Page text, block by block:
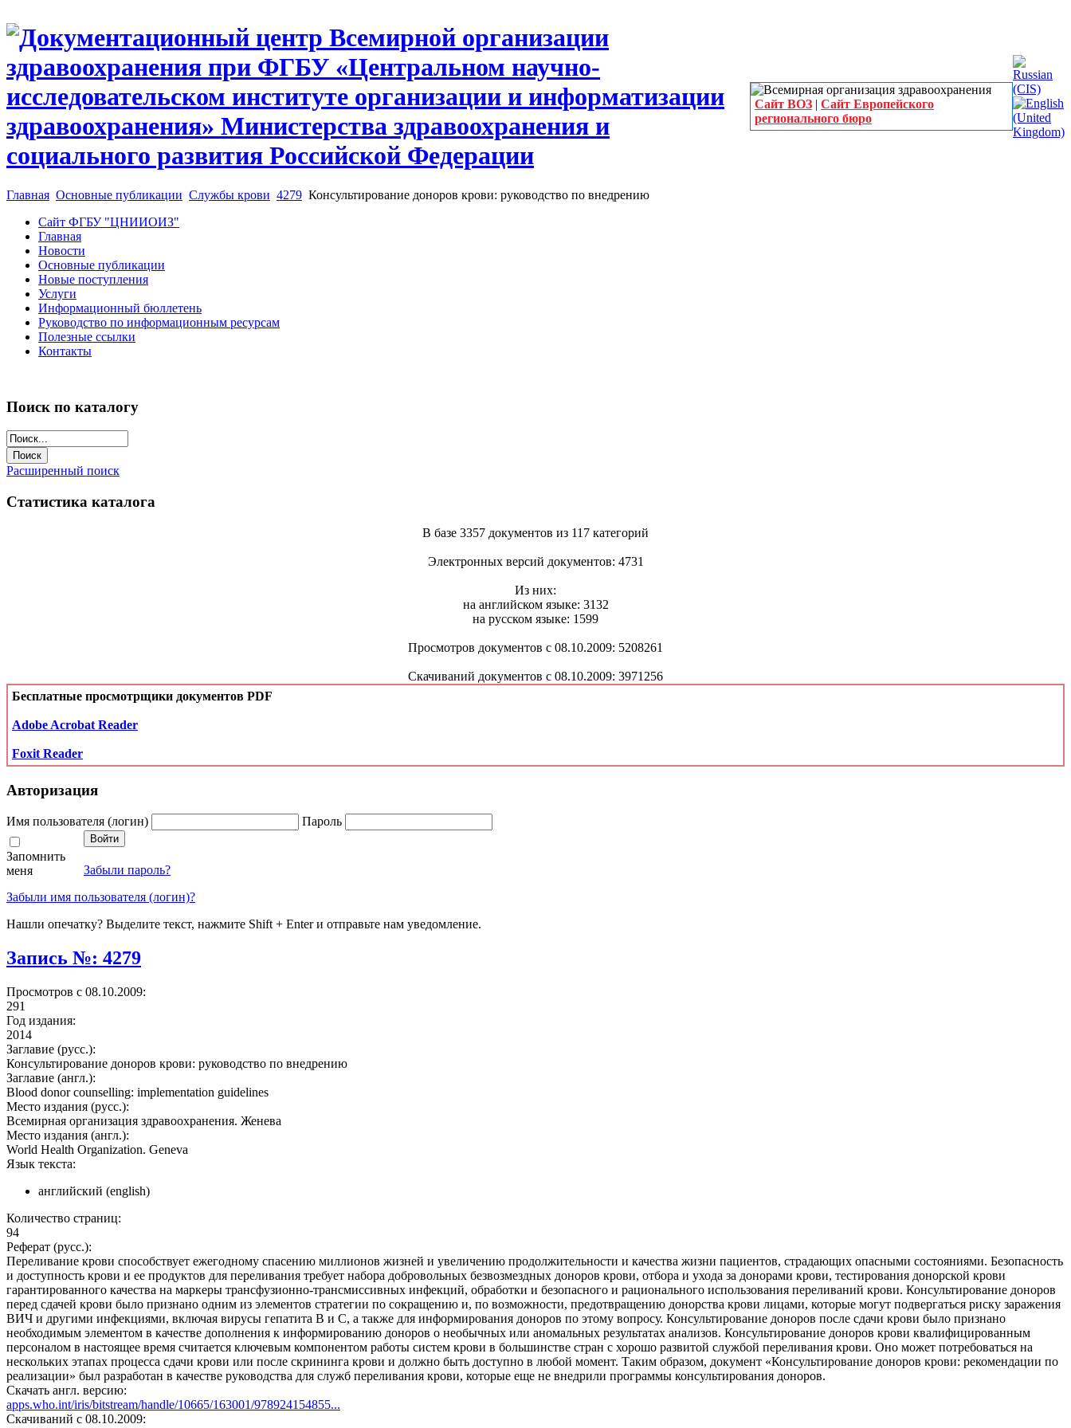
Сайт ВОЗ | Сайт Европейского
регионального бюро
Главная Основные публикации Службы крови 4279 Консультирование доноров крови: руководство по внедрению
Сайт ФГБУ "ЦНИИОИЗ"
Главная
Новости
Основные публикации
Новые поступления
Услуги
Информационный бюллетень
Руководство по информационным ресурсам
Полезные ссылки
Контакты
Поиск по каталогу
Расширенный поиск
Статистика каталога
В базе 3357 документов из 117 категорий
Электронных версий документов: 4731
Из них:
на английском языке: 3132
на русском языке: 1599
Просмотров документов с 08.10.2009: 5208261
Скачиваний документов с 08.10.2009: 3971256
Бесплатные просмотрщики документов PDF
Adobe Acrobat Reader
Foxit Reader
Авторизация
Имя пользователя (логин) Пароль
Запомнить
меня
Забыли пароль?
Забыли имя пользователя (логин)?
Нашли опечатку? Выделите текст, нажмите Shift + Enter и отправьте нам уведомление.
Запись №: 4279
Просмотров с 08.10.2009:
291
Год издания:
2014
Заглавие (русс.):
Консультирование доноров крови: руководство по внедрению
Заглавие (англ.):
Blood donor counselling: implementation guidelines
Место издания (русс.):
Всемирная организация здравоохранения. Женева
Место издания (англ.):
World Health Organization. Geneva
Язык текста:
английский (english)
Количество страниц:
94
Реферат (русс.):
Переливание крови способствует ежегодному спасению миллионов жизней и увеличению продолжительности и качества жизни пациентов, страдающих опасными состояниями. Безопасность
и доступность крови и ее продуктов для переливания требует набора добровольных безвозмездных доноров крови, отбора и ухода за донорами крови, тестирования донорской крови
гарантированного качества на маркеры трансфузионно-трансмиссивных инфекций, обработки и безопасного и рационального использования переливаний крови. Консультирование доноров
перед сдачей крови было признано одним из элементов стратегии по сокращению и, по возможности, предотвращению донорства крови лицами, которые могут подвергаться риску заражения
ВИЧ и другими инфекциями, включая вирусы гепатита В и С, а также для информирования доноров по этому вопросу. Консультирование доноров после сдачи крови было признано
необходимым элементом в качестве дополнения к информированию доноров о необычных или аномальных результатах анализов. Консультирование доноров крови квалифицированным
персоналом в настоящее время считается ключевым компонентом работы систем крови в большинстве стран с хорошо развитой службой переливания крови. Оно может потребоваться на
нескольких этапах процесса сдачи крови или после скрининга крови и должно быть доступно в любой момент. Таким образом, документ «Консультирование доноров крови: рекомендации по
реализации» был разработан в качестве руководства для служб переливания крови, которые еще не внедрили программы консультирования доноров.
Скачать англ. версию:
apps.who.int/iris/bitstream/handle/10665/163001/978924154855...
Cкачиваний с 08.10.2009: